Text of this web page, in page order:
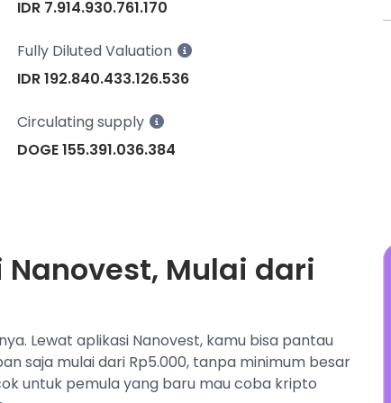
IDR 7.914.930.761.170
Fully Diluted Valuation
IDR 192.840.433.126.536
Circulating supply
DOGE 155.391.036.384
Nanovest, Mulai dari
Lewat aplikasi Nanovest, kamu bisa pantau
saja mulai dari Rp5.000, tanpa minimum besar
untuk pemula yang baru mau coba kripto